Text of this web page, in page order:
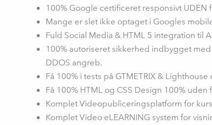
100% Google certificeret responsivt UDEN
Mange er slet ikke optaget i Googles
Fuld Social Media & HTML 5 integration til
100% autoriseret sikkerhed indbygget
DDOS angreb.
Få 100% i tests på GTMETRIX &
Få 100% HTML og CSS Design 100% uden
Komplet Videopubliceringsplatform for
Komplet Video eLEARNING system for